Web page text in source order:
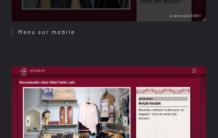
Menu sur mobile